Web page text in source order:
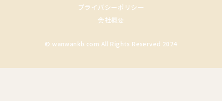
プライバシーポリシー
会社概要
© wanwankb.com All Rights Reserved 2024